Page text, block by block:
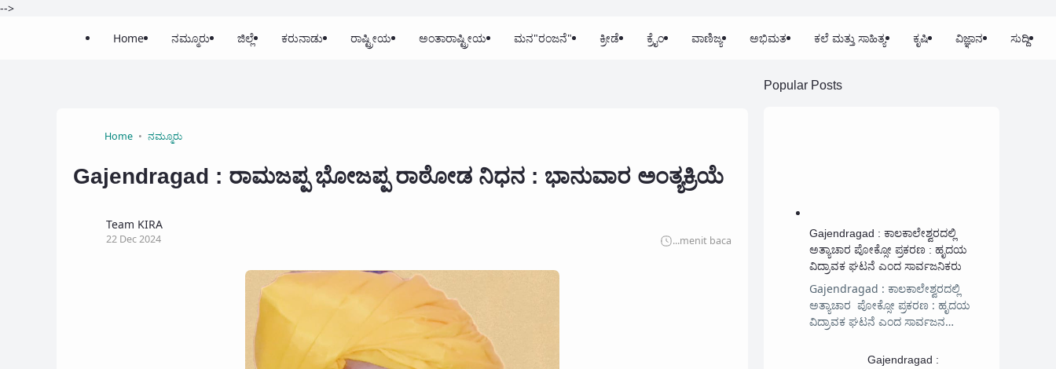
-->
Home
ನಮ್ಮೂರು ಜಿಲ್ಲೆ ಕರುನಾಡು ರಾಷ್ಟ್ರೀಯ ಅಂತಾರಾಷ್ಟ್ರೀಯ ಮನ"ರಂಜನೆ" ಕ್ರೀಡೆ ಕ್ರೈಂ ವಾಣಿಜ್ಯ ಅಭಿಮತ ಕಲೆ ಮತ್ತು ಸಾಹಿತ್ಯ ಕೃಷಿ ವಿಜ್ಞಾನ ಸುದ್ದಿ
Home ನಮ್ಮೂರು
Gajendragad : ರಾಮಜಪ್ಪ ಭೋಜಪ್ಪ ರಾಠೋಡ ನಿಧನ : ಭಾನುವಾರ ಅಂತ್ಯಕ್ರಿಯೆ
Team KIRA
22 Dec 2024 ...menit baca
Popular Posts
Gajendragad : ಕಾಲಕಾಲೇಶ್ವರದಲ್ಲಿ
ಅತ್ಯಾಚಾರ ಪೋಕ್ಸೋ ಪ್ರಕರಣ : ಹೃದಯ
ವಿದ್ರಾವಕ ಘಟನೆ ಎಂದ ಸಾರ್ವಜನಿಕರು
Gajendragad : ಕಾಲಕಾಲೇಶ್ವರದಲ್ಲಿ
ಅತ್ಯಾಚಾರ ಪೋಕ್ಸೋ ಪ್ರಕರಣ : ಹೃದಯ
ವಿದ್ರಾವಕ ಘಟನೆ ಎಂದ ಸಾರ್ವಜನ…
Gajendragad :